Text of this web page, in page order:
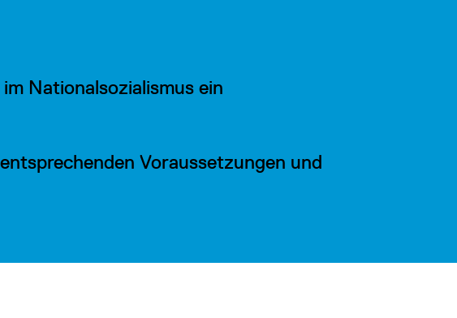
Nationalsozialismus ein
Voraussetzungen und